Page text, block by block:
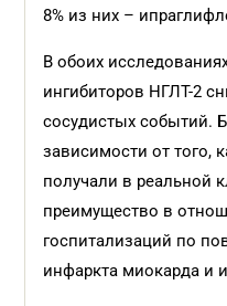
8% из них –
В обоих
ингибиторов НГЛТ-2
сосудистых событий.
зависимости от того,
получали в реальной
преимущество в
госпитализаций по
инфаркта миокарда и